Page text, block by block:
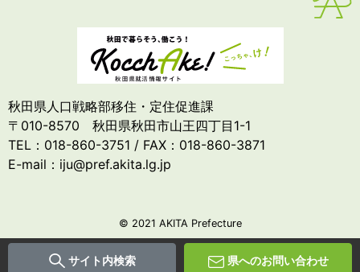
サイト内検索 県へのお問い合わせ
秋田県人口戦略部移住・定住促進課
〒010-8570 秋田県秋田市山王四丁目1-1
TEL：018-860-3751 / FAX：018-860-3871
E-mail：iju@pref.akita.lg.jp
© 2021 AKITA Prefecture